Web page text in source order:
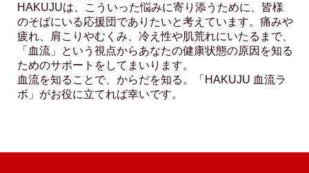
HAKUJUは、こういった悩みに寄り添うために、皆様
のそばにいる応援団でありたいと考えています。痛みや
疲れ、肩こりやむくみ、冷え性や肌荒れにいたるまで、
「血流」という視点からあなたの健康状態の原因を知る
ためのサポートをしてまいります。
​血流を知ることで、からだを知る。「HAKUJU 血流ラ
ボ」がお役に立てれば幸いです。